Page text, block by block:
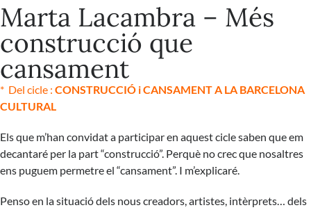
*PISTES LITERÀRIES
*SÈRIE CULTURAL
* DIARI DEL DIA DESPRÉS
*QUIOSC HÄNSEL* i GRETEL*
* UNIVERS HÄNSEL* i GRETEL*
Marta Lacambra – Més
construcció que
cansament
* Del cicle : CONSTRUCCIÓ i CANSAMENT A LA BARCELONA
CULTURAL
Els que m’han convidat a participar en aquest cicle saben que em
decantaré per la part “construcció”. Perquè no crec que nosaltres
ens puguem permetre el “cansament”. I m’explicaré.
Penso en la situació dels nous creadors, artistes, intèrprets… dels